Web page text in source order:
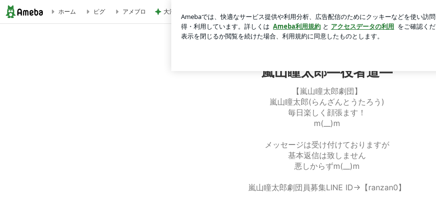
本日朝日劇場(浅井海斗劇団)ゲスト出演でした！ | 嵐山瞳太郎―役者道―
ホーム ピグ アメブロ 大混雑していた涼しい韓国の洞窟 ロ
嵐山瞳太郎―役者道―
【嵐山瞳太郎劇団】
嵐山瞳太郎(らんざんとうたろう)
毎日楽しく顔張ます！
m(__)m
メッセージは受け付けておりますが
基本返信は致しません
悪しからずm(__)m
嵐山瞳太郎劇団員募集LINE ID→【ranzan0】